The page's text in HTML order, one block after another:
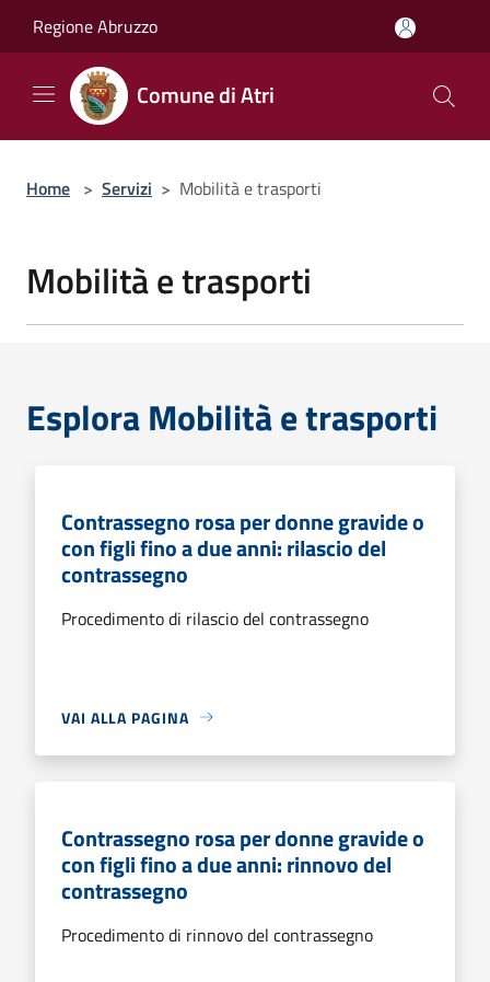
Regione Abruzzo
Comune di Atri
Home > Servizi > Mobilità e trasporti
Mobilità e trasporti
Esplora Mobilità e trasporti
Contrassegno rosa per donne gravide o
con figli fino a due anni: rilascio del
contrassegno
Procedimento di rilascio del contrassegno
VAI ALLA PAGINA
Contrassegno rosa per donne gravide o
con figli fino a due anni: rinnovo del
contrassegno
Procedimento di rinnovo del contrassegno